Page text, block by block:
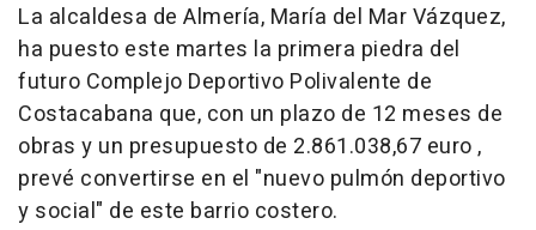
La alcaldesa de Almería, María del Mar Vázquez,
ha puesto este martes la primera piedra del
futuro Complejo Deportivo Polivalente de
Costacabana que, con un plazo de 12 meses de
obras y un presupuesto de 2.861.038,67 euro ,
prevé convertirse en el "nuevo pulmón deportivo
y social" de este barrio costero.